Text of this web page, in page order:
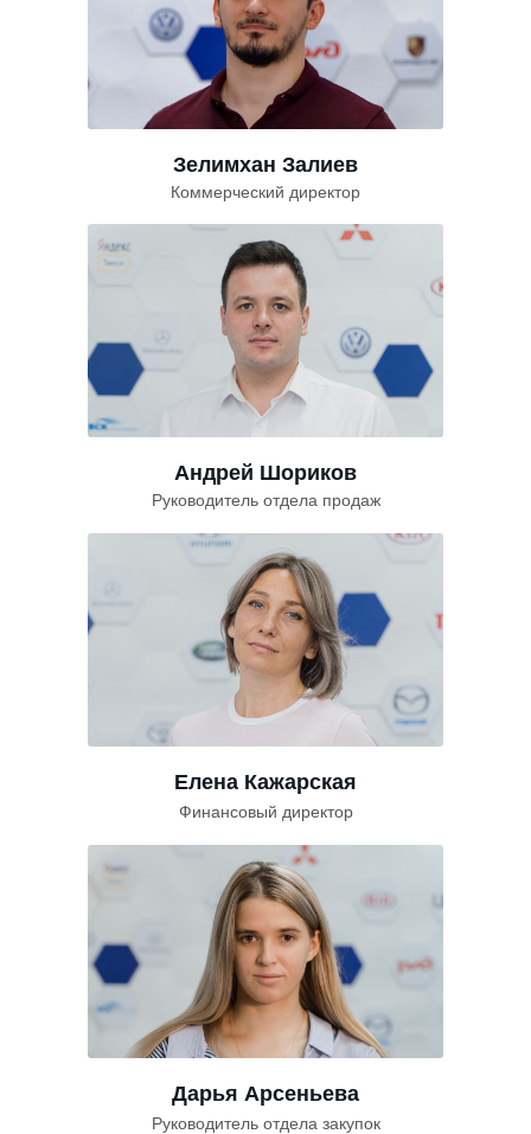
Зелимхан Залиев
Андрей Шориков
Коммерческий директор
Руководитель отдела продаж
Елена Кажарская
Финансовый директор
Дарья Арсеньева
Руководитель отдела закупок